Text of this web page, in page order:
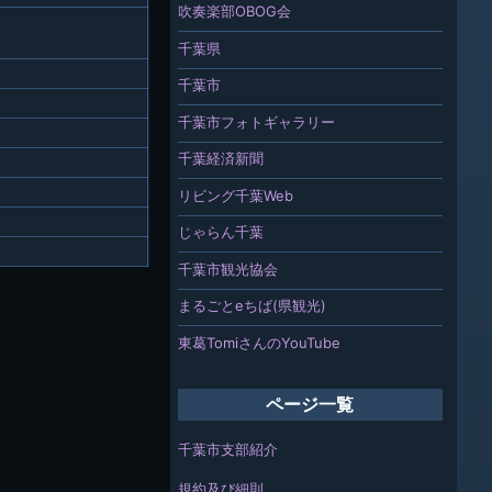
吹奏楽部OBOG会
千葉県
千葉市
千葉市フォトギャラリー
千葉経済新聞
リビング千葉Web
じゃらん千葉
千葉市観光協会
まるごとeちば(県観光)
東葛TomiさんのYouTube
ページ一覧
千葉市支部紹介
規約及び細則